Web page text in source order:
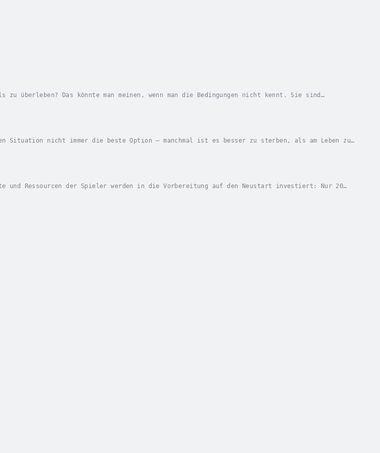
überleben? Das könnte man meinen, wenn man die Bedingungen nicht kennt. Sie sind
Situation nicht immer die beste Option – manchmal ist es besser zu sterben, als am Leben zu
Ressourcen der Spieler werden in die Vorbereitung auf den Neustart investiert: Nur 20